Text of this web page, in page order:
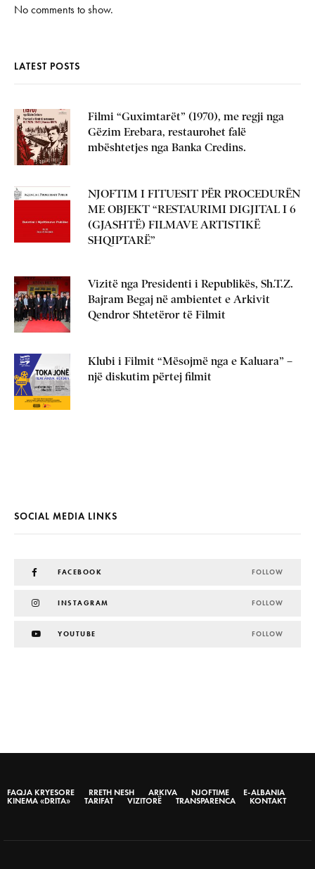
No comments to show.
LATEST POSTS
Filmi “Guximtarët” (1970), me regji nga
Gëzim Erebara, restaurohet falë
mbështetjes nga Banka Credins.
NJOFTIM I FITUESIT PËR PROCEDURËN
ME OBJEKT “RESTAURIMI DIGJITAL I 6
(GJASHTË) FILMAVE ARTISTIKË
SHQIPTARË”
Vizitë nga Presidenti i Republikës, Sh.T.Z.
Bajram Begaj në ambientet e Arkivit
Qendror Shtetëror të Filmit
Klubi i Filmit “Mësojmë nga e Kaluara” –
një diskutim përtej filmit
SOCIAL MEDIA LINKS
FACEBOOK FOLLOW
INSTAGRAM FOLLOW
YOUTUBE FOLLOW
FAQJA KRYESORE RRETH NESH ARKIVA NJOFTIME
E-ALBANIA
KINEMA «DRITA»
TARIFAT VIZITORË TRANSPARENCA KONTAKT